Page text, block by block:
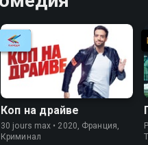
Коп на драйве
30 jours max • 2020, Франция,
Криминал